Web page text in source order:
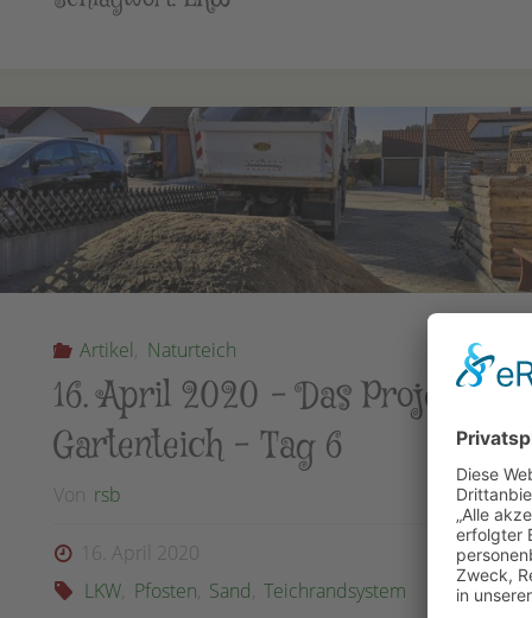
Artikel, Naturteich
16. April 2020 – Das Projekt
Gartenteich – Tag 6
Von rsb
16. April 2020
LKW, Pfosten, Sand, Teichrandsystem